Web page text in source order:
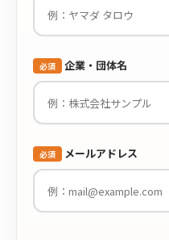
必須 企業・団体名
必須 メールアドレス